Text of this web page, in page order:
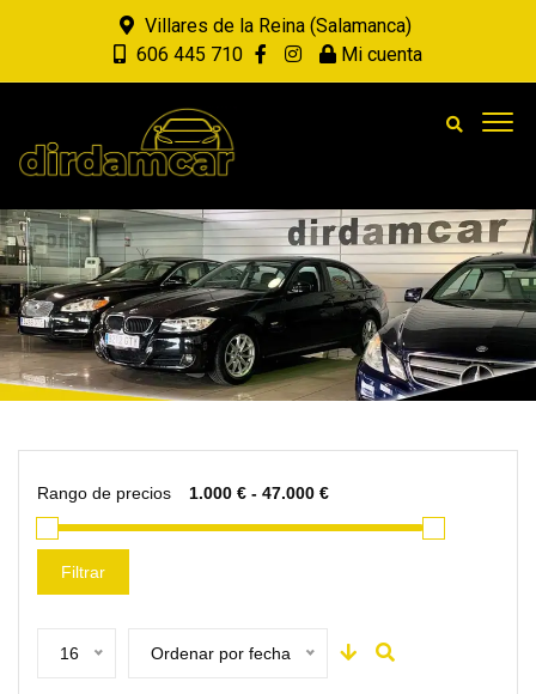
Villares de la Reina (Salamanca)
606 445 710
Mi cuenta
Rango de precios
Filtrar
16 Ordenar por fecha